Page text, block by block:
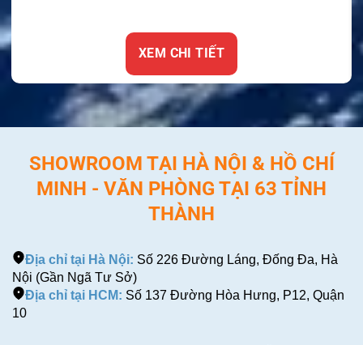
XEM CHI TIẾT
SHOWROOM TẠI HÀ NỘI & HỒ CHÍ
MINH - VĂN PHÒNG TẠI 63 TỈNH
THÀNH
Địa chỉ tại Hà Nội: Số 226 Đường Láng, Đống Đa, Hà
Nội (Gần Ngã Tư Sở)
Địa chỉ tại HCM: Số 137 Đường Hòa Hưng, P12, Quận
10